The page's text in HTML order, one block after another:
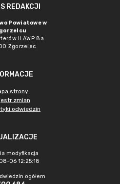
REDAKCJI
Powiatowe w
II AWP 8a
Zgorzelec
strony
zmian
odwiedzin
modyfikacja
06 12:25:18
ogółem